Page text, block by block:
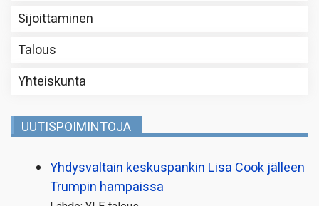
Sijoittaminen
Talous
Yhteiskunta
UUTISPOIMINTOJA
Yhdysvaltain keskuspankin Lisa Cook jälleen
Trumpin hampaissa